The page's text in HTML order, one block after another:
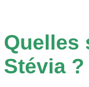
Quelles
Stévia ?